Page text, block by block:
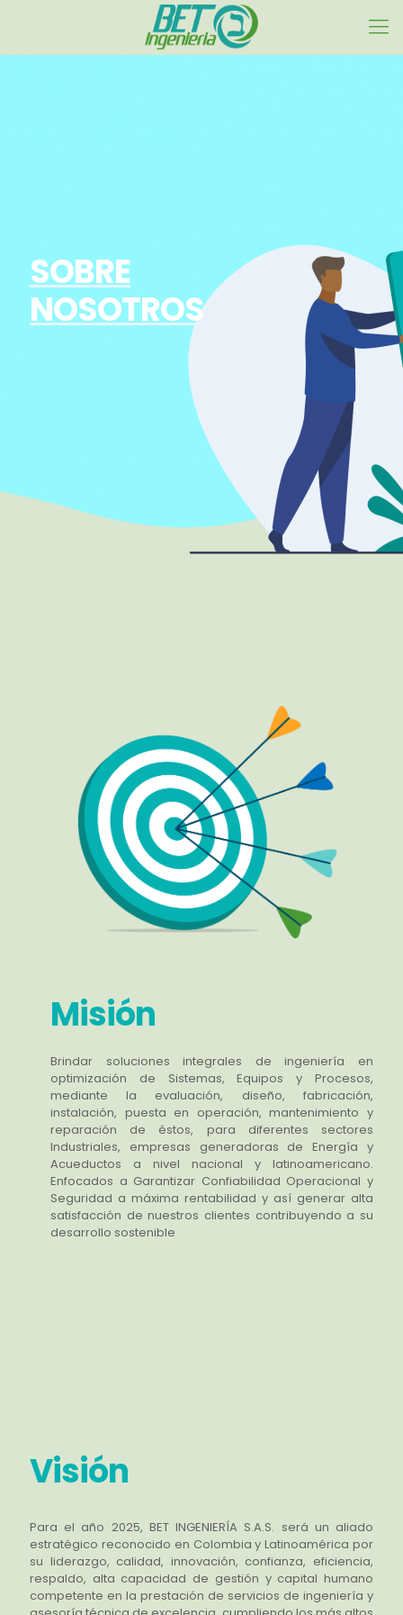
SOBRE
NOSOTROS
Misión
Brindar soluciones integrales de ingeniería en
optimización de Sistemas, Equipos y Procesos,
mediante la evaluación, diseño, fabricación,
instalación, puesta en operación, mantenimiento y
reparación de éstos, para diferentes sectores
Industriales, empresas generadoras de Energía y
Acueductos a nivel nacional y latinoamericano.
Enfocados a Garantizar Confiabilidad Operacional y
Seguridad a máxima rentabilidad y así generar alta
satisfacción de nuestros clientes contribuyendo a su
desarrollo sostenible
Visión
Para el año 2025, BET INGENIERÍA S.A.S. será un aliado
estratégico reconocido en Colombia y Latinoamérica por
su liderazgo, calidad, innovación, confianza, eficiencia,
respaldo, alta capacidad de gestión y capital humano
competente en la prestación de servicios de ingeniería y